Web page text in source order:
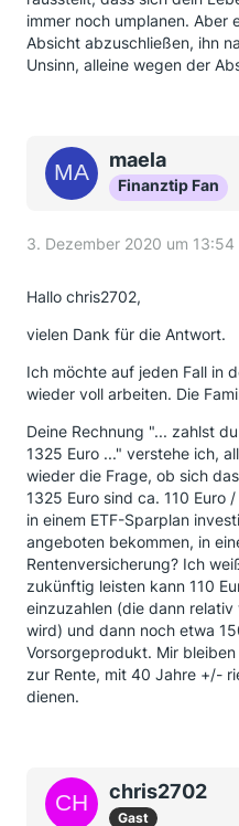
immer noch umplanen. Aber
Absicht abzuschließen, ihn
Unsinn, alleine wegen der
maela
Finanztip Fan
3. Dezember 2020 um 13:54
Hallo chris2702,
vielen Dank für die Antwort.
Ich möchte auf jeden Fall in
wieder voll arbeiten. Die
Deine Rechnung "... zahlst
1325 Euro ..." verstehe ich,
wieder die Frage, ob sich
1325 Euro sind ca. 110 Euro
in einem ETF-Sparplan
angeboten bekommen, in
Rentenversicherung? Ich
zukünftig leisten kann 110
einzuzahlen (die dann
wird) und dann noch etwa
Vorsorgeprodukt. Mir
zur Rente, mit 40 Jahre +/-
dienen.
chris2702
Gast